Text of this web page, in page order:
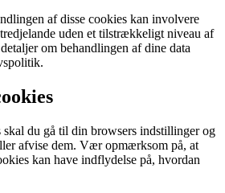
af ​​disse cookies kan involvere
uden et tilstrækkeligt niveau af
om behandlingen af ​​dine data
du gå til din browsers indstillinger og
afvise dem. Vær opmærksom på, at
kan have indflydelse på, hvordan